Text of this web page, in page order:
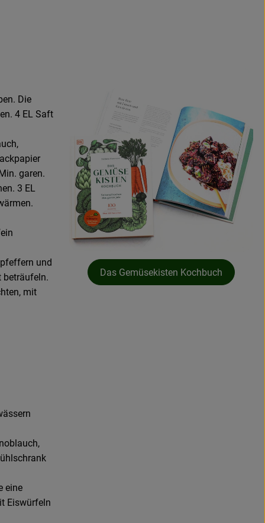
Die
4 EL Saft
garen.
3 EL
und
beträufeln.
mit
Das Gemüsekisten Kochbuch
eine
Eiswürfeln